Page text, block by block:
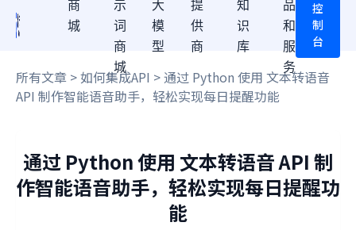
商
城
示
词
商
城
大
模
型
提
供
商
知
识
库
品
和
服
务
控
制
台
所有文章 >如何集成API > 通过 Python 使用 文本转语音
API 制作智能语音助手，轻松实现每日提醒功能
通过 Python 使用 文本转语音 API 制
作智能语音助手，轻松实现每日提醒功
能